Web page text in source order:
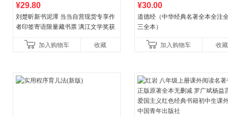
¥29.80
刘楚昕新书泥潭 当当自营现货专享作
者印签寄语限量藏书票 漓江文学奖获
加入购物车 收藏
¥30.00
道德经（中华经典名著全本全注
三全本）
加入购物车 收藏